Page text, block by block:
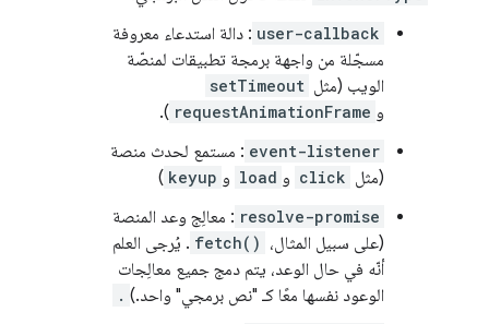
user-callback : دالة استدعاء معروفة
مسجّلة من واجهة برمجة تطبيقات لمنصّة
الويب (مثل setTimeout
و requestAnimationFrame
).
event-listener : مستمع لحدث منصة
(مثل click و load و keyup
)
resolve-promise : معالِج وعد المنصة
(على سبيل المثال، fetch() . يُرجى العلم
أنّه في حال الوعد، يتم دمج جميع معالِجات
الوعود نفسها معًا كـ "نص برمجي" واحد.) .